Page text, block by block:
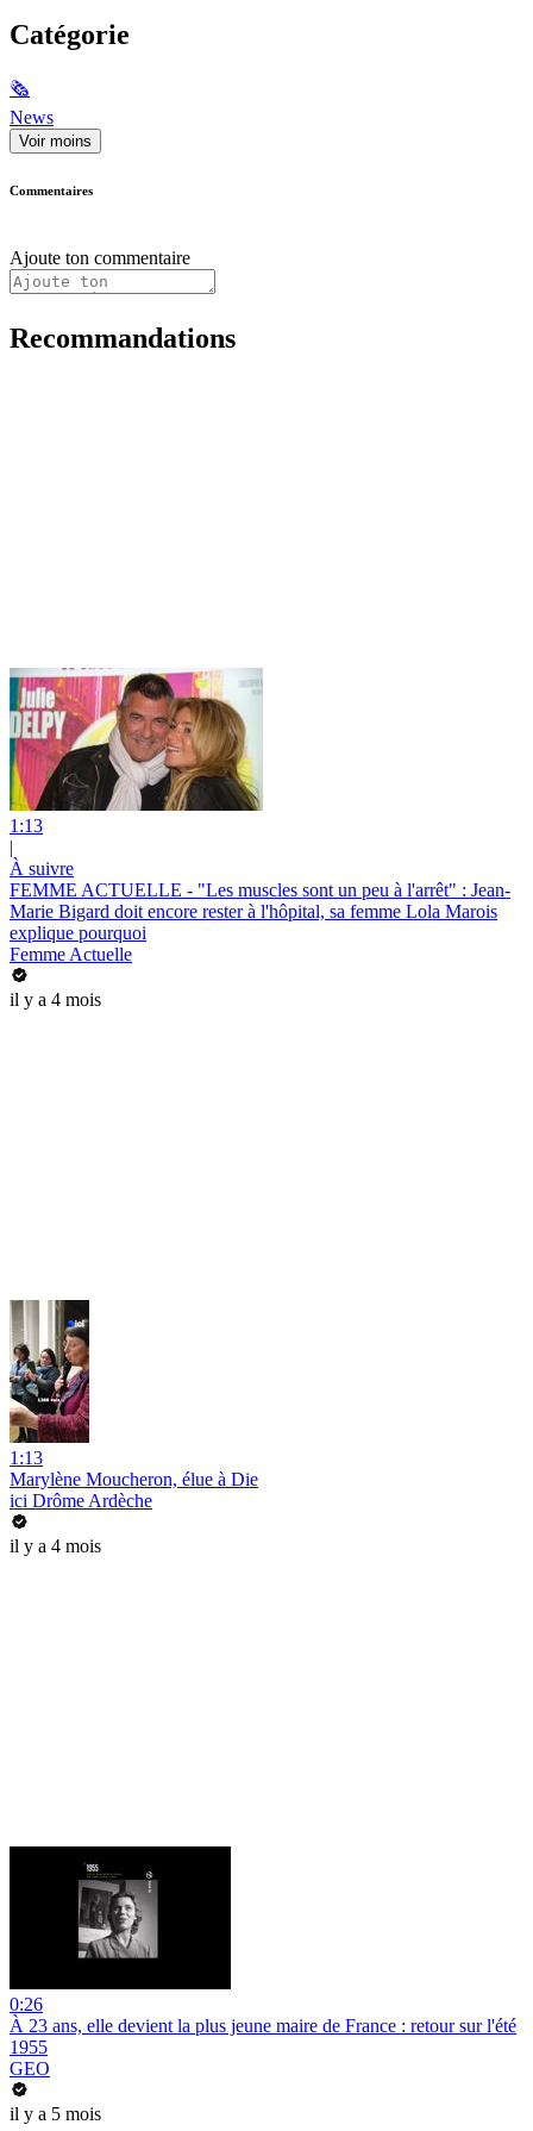
Catégorie
🗞
News
Voir moins
Commentaires
Ajoute ton commentaire
Recommandations
1:13
|
À suivre
FEMME ACTUELLE - "Les muscles sont un peu à l'arrêt" : Jean-
Marie Bigard doit encore rester à l'hôpital, sa femme Lola Marois
explique pourquoi
Femme Actuelle
il y a 4 mois
1:13
Marylène Moucheron, élue à Die
ici Drôme Ardèche
il y a 4 mois
0:26
À 23 ans, elle devient la plus jeune maire de France : retour sur l'été
1955
GEO
il y a 5 mois